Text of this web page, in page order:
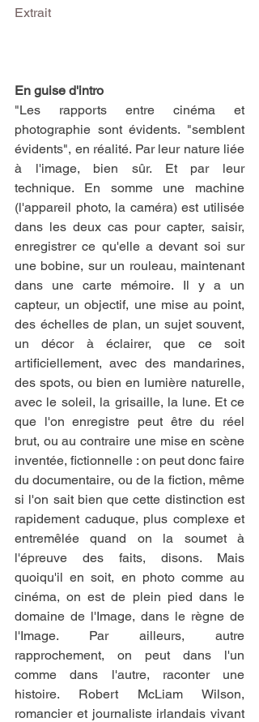
Extrait
En guise d'intro
"Les rapports entre cinéma et
photographie sont évidents. "semblent
évidents", en réalité. Par leur nature liée
à l'image, bien sûr. Et par leur
technique. En somme une machine
(l'appareil photo, la caméra) est utilisée
dans les deux cas pour capter, saisir,
enregistrer ce qu'elle a devant soi sur
une bobine, sur un rouleau, maintenant
dans une carte mémoire. Il y a un
capteur, un objectif, une mise au point,
des échelles de plan, un sujet souvent,
un décor à éclairer, que ce soit
artificiellement, avec des mandarines,
des spots, ou bien en lumière naturelle,
avec le soleil, la grisaille, la lune. Et ce
que l'on enregistre peut être du réel
brut, ou au contraire une mise en scène
inventée, fictionnelle : on peut donc faire
du documentaire, ou de la fiction, même
si l'on sait bien que cette distinction est
rapidement caduque, plus complexe et
entremêlée quand on la soumet à
l'épreuve des faits, disons. Mais
quoiqu'il en soit, en photo comme au
cinéma, on est de plein pied dans le
domaine de l'Image, dans le règne de
l'Image. Par ailleurs, autre
rapprochement, on peut dans l'un
comme dans l'autre, raconter une
histoire. Robert McLiam Wilson,
romancier et journaliste irlandais vivant